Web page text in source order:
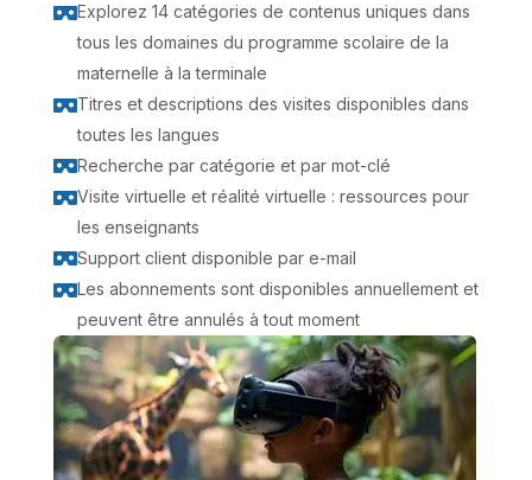
Explorez 14 catégories de contenus uniques dans
tous les domaines du programme scolaire de la
maternelle à la terminale
Titres et descriptions des visites disponibles dans
toutes les langues
Recherche par catégorie et par mot-clé
Visite virtuelle et réalité virtuelle : ressources pour
les enseignants
Support client disponible par e-mail
Les abonnements sont disponibles annuellement et
peuvent être annulés à tout moment